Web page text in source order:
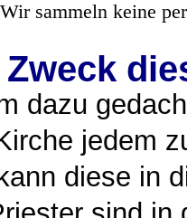
Wir sammeln keine
dazu
jedem
diese in